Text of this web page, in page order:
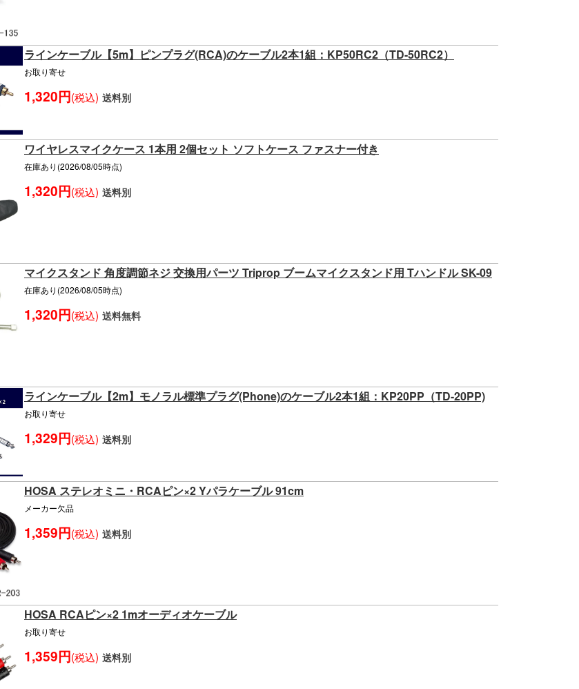
ラインケーブル【5m】ピンプラグ(RCA)のケーブル2本1組：KP50RC2（TD-50RC2）
お取り寄せ
1,320円(税込) 送料別
ワイヤレスマイクケース 1本用 2個セット ソフトケース ファスナー付き
在庫あり(2026/08/05時点)
1,320円(税込) 送料別
マイクスタンド 角度調節ネジ 交換用パーツ Triprop ブームマイクスタンド用 Tハンドル SK-09
在庫あり(2026/08/05時点)
1,320円(税込) 送料無料
ラインケーブル【2m】モノラル標準プラグ(Phone)のケーブル2本1組：KP20PP（TD-20PP)
お取り寄せ
1,329円(税込) 送料別
HOSA ステレオミニ・RCAピン×2 Yパラケーブル 91cm
メーカー欠品
1,359円(税込) 送料別
HOSA RCAピン×2 1mオーディオケーブル
お取り寄せ
1,359円(税込) 送料別